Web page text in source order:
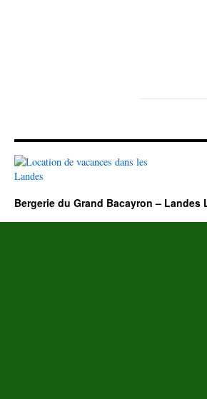
Bergerie du Grand Bacayron – Landes